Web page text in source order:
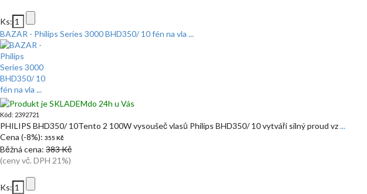
Ks:
BAZAR - Philips Series 3000 BHD350/ 10 fén na vla ...
do 24h u Vás
Kód: 2392721
PHILIPS BHD350/ 10Tento 2 100W vysoušeč vlasů Philips BHD350/ 10 vytváří silný proud vz...
Cena (-8%): 355 Kč
Běžná cena: 383 Kč
(ceny vč. DPH 21%)
Ks: